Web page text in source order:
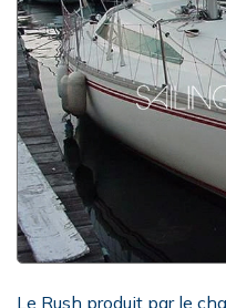
Le Rush produit par le